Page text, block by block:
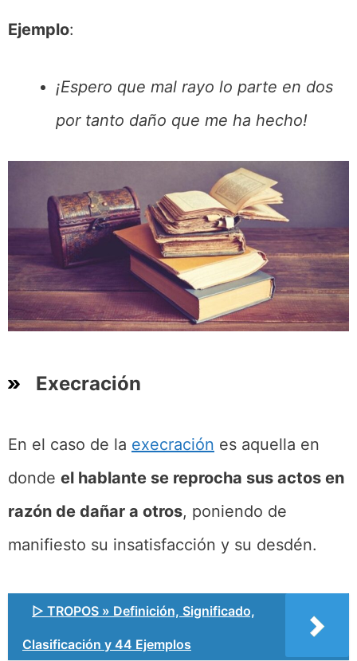
Ejemplo:
¡Espero que mal rayo lo parte en dos
por tanto daño que me ha hecho!
Execración
En el caso de la execración es aquella en
donde el hablante se reprocha sus actos en
razón de dañar a otros, poniendo de
manifiesto su insatisfacción y su desdén.
▷ TROPOS » Definición, Significado,
Clasificación y 44 Ejemplos